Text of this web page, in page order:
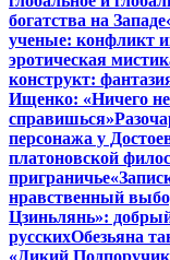
богатства на Западе
ученые: конфликт
эротическая
конструкт:
Ищенко: «Ничего
справишься»
персонажа у
платоновской
приграничье
нравственный
Цзиньлянь»:
русскихОбезьяна
«Дикий